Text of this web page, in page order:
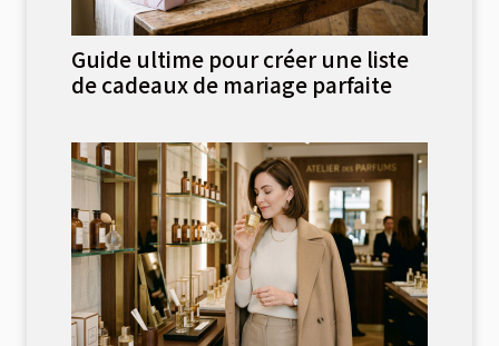
Guide ultime pour créer une liste
de cadeaux de mariage parfaite